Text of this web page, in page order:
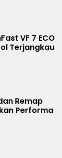
VF 7 ECO
Terjangkau
Remap
Performa